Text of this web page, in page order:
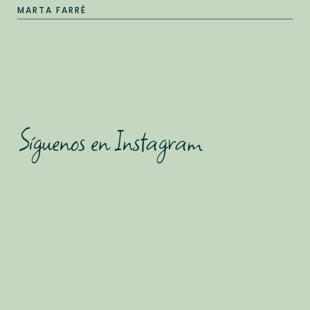
MARTA FARRÉ
Síguenos en Instagram